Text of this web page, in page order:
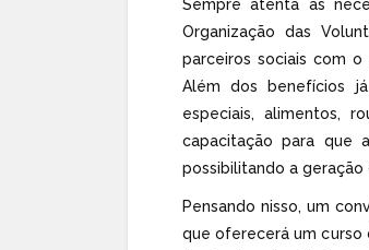
Sempre atenta às
Organização das
parceiros sociais com
Além dos benefícios
especiais, alimentos,
capacitação para que
possibilitando a geração
Pensando nisso, um
que oferecerá um curso